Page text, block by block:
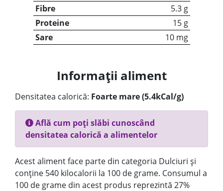
Fibre
5.3 g
Proteine
15 g
Sare
10 mg
Informații aliment
Densitatea calorică: Foarte mare (5.4kCal/g)
Află cum poți slăbi cunoscând
densitatea calorică a alimentelor
Acest aliment face parte din categoria Dulciuri și
conține 540 kilocalorii la 100 de grame. Consumul a
100 de grame din acest produs reprezintă 27%